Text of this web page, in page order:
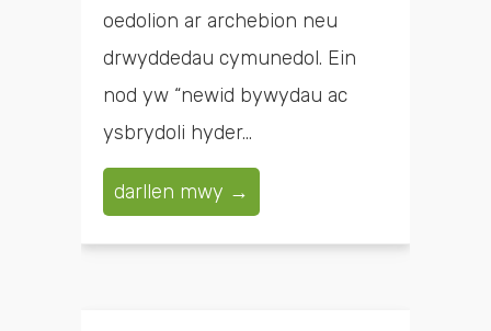
oedolion ar archebion neu
drwyddedau cymunedol. Ein
nod yw “newid bywydau ac
ysbrydoli hyder...
darllen mwy →